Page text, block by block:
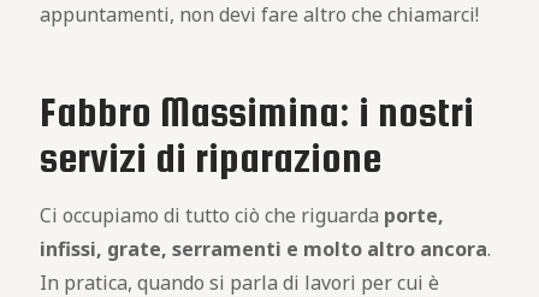
appuntamenti, non devi fare altro che chiamarci!
Fabbro Massimina: i nostri
servizi di riparazione
Ci occupiamo di tutto ciò che riguarda porte,
infissi, grate, serramenti e molto altro ancora.
In pratica, quando si parla di lavori per cui è